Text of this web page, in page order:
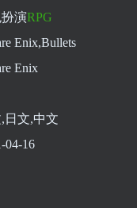
演RPG
Enix,Bullets
Enix
日文,中文
04-16